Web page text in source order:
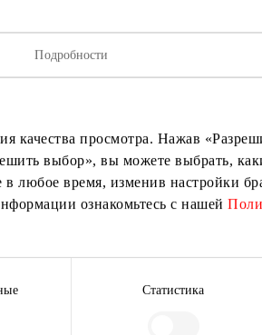
Подробности
качества просмотра. Нажав
выбор», вы можете выбрать,
в любое время, изменив настройки
ознакомьтесь с нашей
Статистика
на рассылку
мероприятиях и самой
на рассылку, вы подтверждаете, что